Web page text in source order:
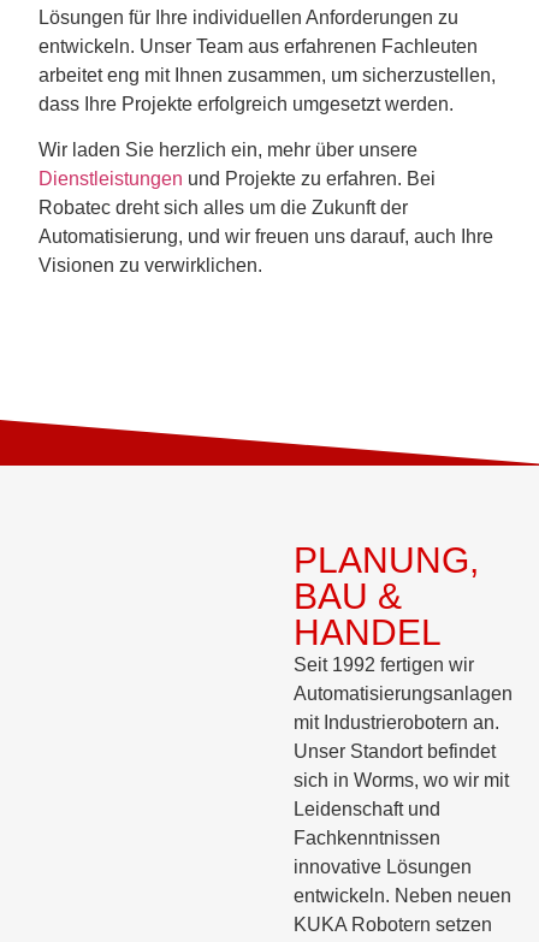
Lösungen für Ihre individuellen Anforderungen zu
entwickeln. Unser Team aus erfahrenen Fachleuten
arbeitet eng mit Ihnen zusammen, um sicherzustellen,
dass Ihre Projekte erfolgreich umgesetzt werden.
Wir laden Sie herzlich ein, mehr über unsere
Dienstleistungen und Projekte zu erfahren. Bei
Robatec dreht sich alles um die Zukunft der
Automatisierung, und wir freuen uns darauf, auch Ihre
Visionen zu verwirklichen.
PLANUNG,
BAU &
HANDEL
Seit 1992 fertigen wir
Automatisierungsanlagen
mit Industrierobotern an.
Unser Standort befindet
sich in Worms, wo wir mit
Leidenschaft und
Fachkenntnissen
innovative Lösungen
entwickeln. Neben neuen
KUKA Robotern setzen